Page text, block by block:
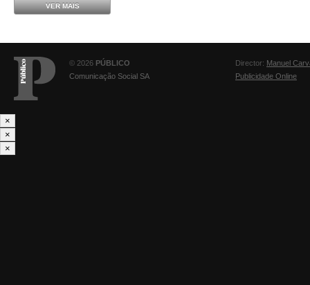
VER MAIS
© 2026 PÚBLICO
Comunicação Social SA
Director: Manuel
Publicidade Online
×
×
×